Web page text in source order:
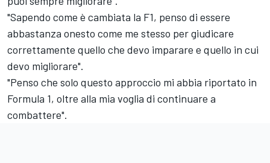
"Sapendo come è cambiata la F1, penso di essere
abbastanza onesto come me stesso per giudicare
correttamente quello che devo imparare e quello in cui
devo migliorare".
"Penso che solo questo approccio mi abbia riportato in
Formula 1, oltre alla mia voglia di continuare a
combattere".